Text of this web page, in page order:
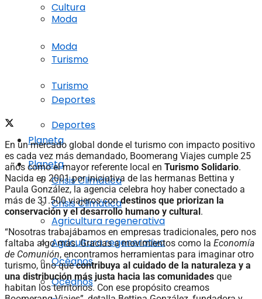
Moda
Turismo
Deportes
Planeta
Crisis Climática
Agricultura regenerativa
Océanos
Cultura
Moda
Turismo
Deportes
Planeta
Crisis Climática
Agricultura regenerativa
Océanos
En un mercado global donde el turismo con impacto positivo
es cada vez más demandado, Boomerang Viajes cumple 25
años como el mayor referente local en Turismo Solidario.
Nacida en 2001 por iniciativa de las hermanas Bettina y
Paula González, la agencia celebra hoy haber conectado a
más de 31.500 viajeros condestinos que priorizan la
conservación y el desarrollo humano y cultural .
“Nosotras trabajábamos en empresas tradicionales, pero nos
faltaba algo más. Gracias a movimientos como la Economía
de Comunión, encontramos herramientas para imaginar otro
turismo, uno quecontribuya al cuidado de la naturaleza y a
una distribución más justa hacia las comunidades que
habitan los territorios. Con ese propósito creamos